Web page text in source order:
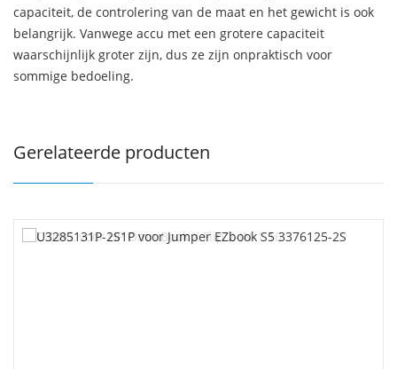
capaciteit, de controlering van de maat en het gewicht is ook
belangrijk. Vanwege accu met een grotere capaciteit
waarschijnlijk groter zijn, dus ze zijn onpraktisch voor
sommige bedoeling.
Gerelateerde producten